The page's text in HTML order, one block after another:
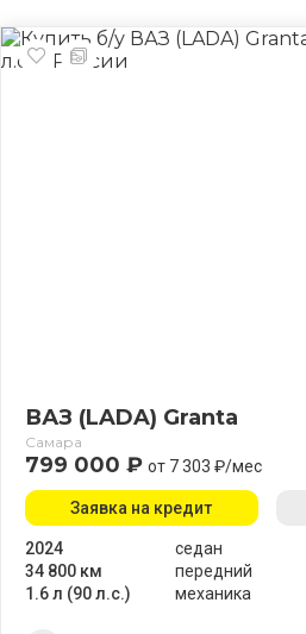
ВАЗ (LADA) Granta
Самара
799 000 ₽ от 7 303 ₽/мес
2024
34 800 км
1.6 л (90 л.с.)
седан
передний
механика
Заявка на кредит